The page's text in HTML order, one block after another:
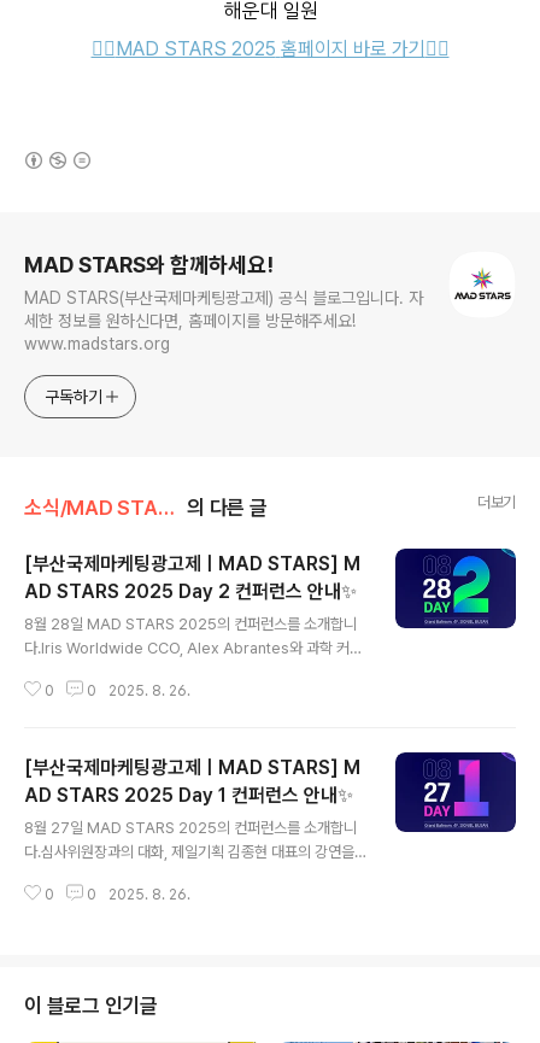
해운대 일원
👉🏻MAD STARS 2025 홈페이지 바로 가기 👈🏻
MAD STARS와 함께하세요!
MAD STARS(부산국제마케팅광고제) 공식 블로그입니다. 자
세한 정보를 원하신다면, 홈페이지를 방문해주세요!
www.madstars.org
구독하기
소식/MAD STARS 소식 의 다른 글 더보기
[부산국제마케팅광고제ㅣMAD STARS] M
AD STARS 2025 Day 2 컨퍼런스 안내✨
8월 28일 MAD STARS 2025의 컨퍼런스를 소개합니
다.Iris Worldwide CCO, Alex Abrantes와 과학 커뮤
진행될 예정입니다. ◾17:00｜[Keynote] Iris Worldwi
he SMC의 김용태 ◾14:30｜Cheil의 Alejandro Di Tr
olio◾15:00｜Black Cat White Cat Music의 Erik Re
iff ◾15:30｜Our LEGO Agency of The LEGO Gro
up의 Nino Gupana ◾16:00｜StrategyX의 Yoshi M
0 0 2025. 8. 26.
[부산국제마케팅광고제ㅣMAD STARS] M
AD STARS 2025 Day 1 컨퍼런스 안내✨
8월 27일 MAD STARS 2025의 컨퍼런스를 소개합니
다.심사위원장과의 대화, 제일기획 김종현 대표의 강연을
00｜[Keynote] 제일기획의 김종현◾13:00｜[Special
ettMAD STARS의 Sangsoo Chong◾13:30｜애니포
인트미디어의 백원장◾14:00｜Snap Inc의 Samer Lah
0 0 2025. 8. 26.
이 블로그 인기글